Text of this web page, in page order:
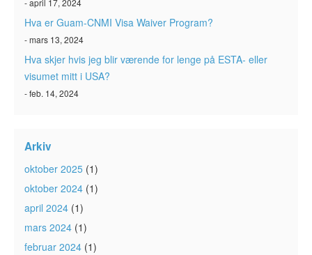
- april 17, 2024
Hva er Guam-CNMI Visa Waiver Program?
- mars 13, 2024
Hva skjer hvis jeg blir værende for lenge på ESTA- eller
visumet mitt i USA?
- feb. 14, 2024
Arkiv
oktober 2025 (1)
oktober 2024 (1)
april 2024 (1)
mars 2024 (1)
februar 2024 (1)